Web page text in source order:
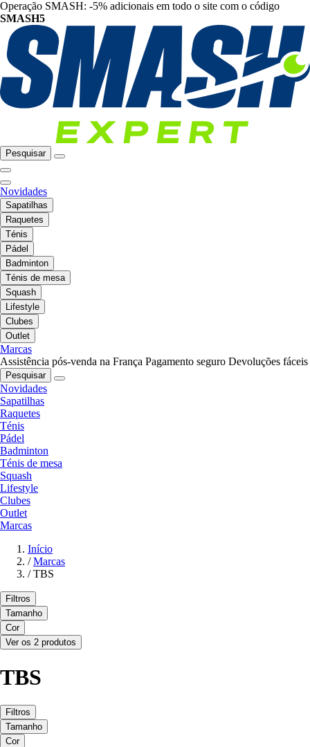
Operação SMASH: -5% adicionais em todo o site com o código
SMASH5
Pesquisar
Novidades
Sapatilhas
Raquetes
Ténis
Pádel
Badminton
Ténis de mesa
Squash
Lifestyle
Clubes
Outlet
Marcas
Assistência pós-venda na França Pagamento seguro Devoluções fáceis
Pesquisar
Novidades
Sapatilhas
Raquetes
Ténis
Pádel
Badminton
Ténis de mesa
Squash
Lifestyle
Clubes
Outlet
Marcas
Início
/ Marcas
/ TBS
Filtros
Tamanho
Cor
Ver os 2 produtos
TBS
Filtros
Tamanho
Cor